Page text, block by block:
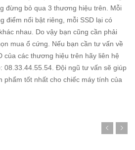
đừng bỏ qua 3 thương hiệu trên. Mỗi
điểm nổi bật riêng, mỗi SSD lại có
nhau. Do vậy bạn cũng cần phải
mua ổ cứng. Nếu bạn cần tư vấn về
của các thương hiệu trên hãy liên hệ
08.33.44.55.54. Đội ngũ tư vấn sẽ giúp
phẩm tốt nhất cho chiếc máy tính của